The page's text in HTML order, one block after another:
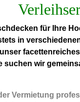
für Ihre
in
suchen wir
Vermietung